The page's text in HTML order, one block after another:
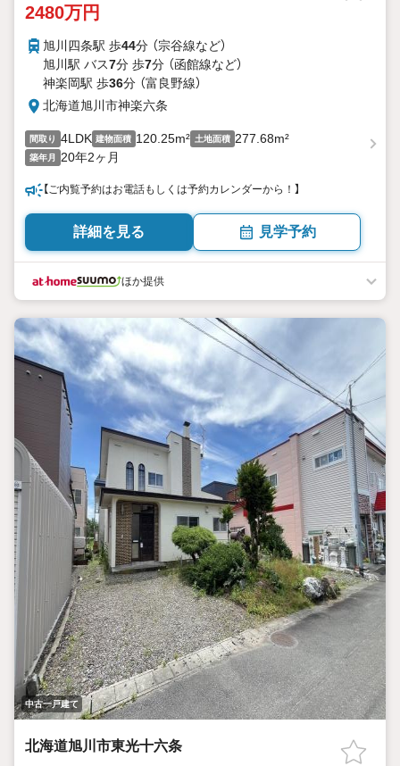
2480万円
旭川四条駅 歩44分 （宗谷線など）
旭川駅 バス7分 歩7分 （函館線など）
神楽岡駅 歩36分 （富良野線）
北海道旭川市神楽六条
間取り 4LDK 建物面積 120.25m² 土地面積 277.68m²
築年月 20年2ヶ月
【ご内覧予約はお電話もしくは予約カレンダーから！】
詳細を見る 見学予約
ほか提供
中古一戸建て
北海道旭川市東光十六条